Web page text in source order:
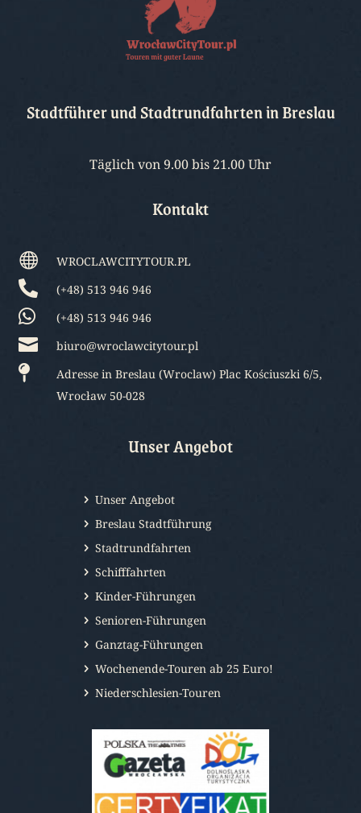
Stadtführer und Stadtrundfahrten in Breslau
Täglich von 9.00 bis 21.00 Uhr
Kontakt
 WROCLAWCITYTOUR.PL
 (+48) 513 946 946
 (+48) 513 946 946
 biuro@wroclawcitytour.pl

Adresse in Breslau (Wroclaw) Plac Kościuszki 6/5,
Wrocław 50-028
Unser Angebot
Unser Angebot
Breslau Stadtführung
Stadtrundfahrten
Schifffahrten
Kinder-Führungen
Senioren-Führungen
Ganztag-Führungen
Wochenende-Touren ab 25 Euro!
Niederschlesien-Touren